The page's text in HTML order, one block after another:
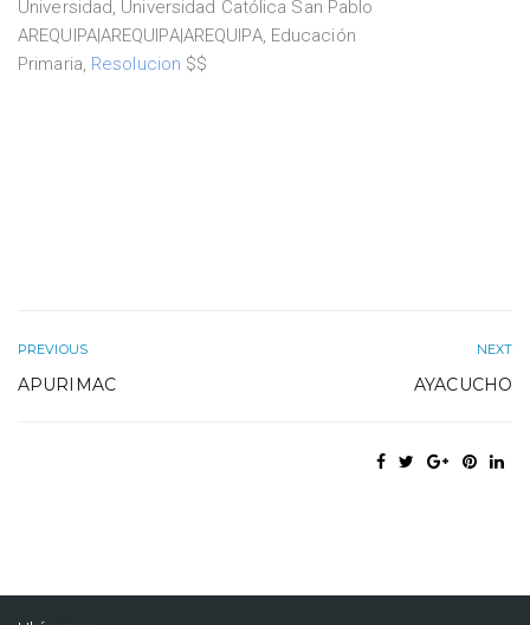
Universidad, Universidad Católica San Pablo
AREQUIPA|AREQUIPA|AREQUIPA, Educación
Primaria, Resolucion $$
PREVIOUS
APURIMAC
NEXT
AYACUCHO